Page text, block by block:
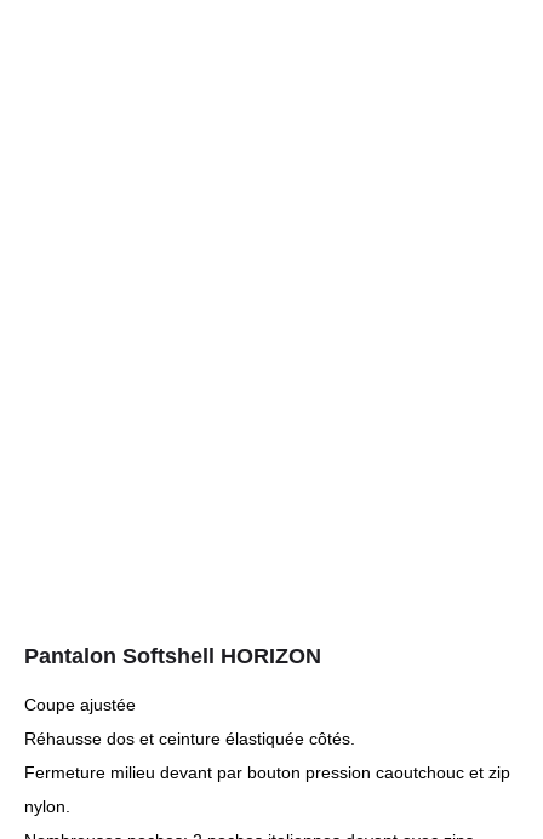
Pantalon Softshell HORIZON
Coupe ajustée
Réhausse dos et ceinture élastiquée côtés.
Fermeture milieu devant par bouton pression caoutchouc et zip
nylon.